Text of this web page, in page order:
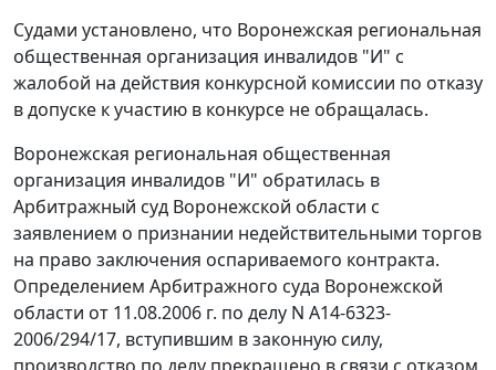
Судами установлено, что Воронежская региональная
общественная организация инвалидов "И" с
жалобой на действия конкурсной комиссии по отказу
в допуске к участию в конкурсе не обращалась.
Воронежская региональная общественная
организация инвалидов "И" обратилась в
Арбитражный суд Воронежской области с
заявлением о признании недействительными торгов
на право заключения оспариваемого контракта.
Определением Арбитражного суда Воронежской
области от 11.08.2006 г. по делу N А14-6323-
2006/294/17, вступившим в законную силу,